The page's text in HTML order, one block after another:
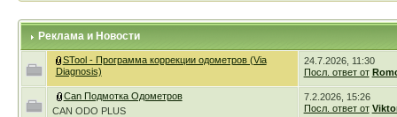
Реклама и Новости
STool - Программа коррекции одометров (Via
Diagnosis)
24.7.2026, 11:30
Посл. ответ от
Can Подмотка Одометров
CAN ODO PLUS
7.2.2026, 15:26
Посл. ответ от